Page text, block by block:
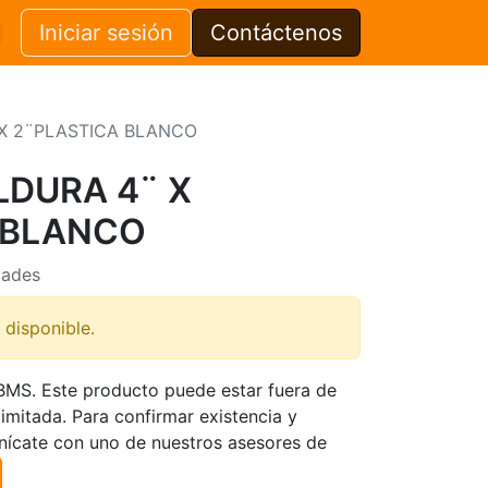
Iniciar sesión Contáctenos
2¨PLASTICA BLANCO
4¨ X
Este producto puede estar fuera de
Para confirmar existencia y
con uno de nuestros asesores de